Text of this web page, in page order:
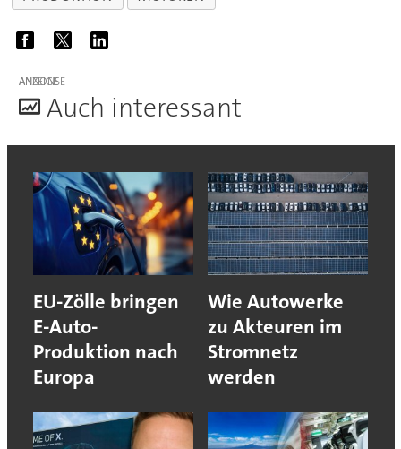
ANZEIGE
Auch interessant
EU-Zölle bringen
E-Auto-
Produktion nach
Europa
Wie Autowerke
zu Akteuren im
Stromnetz
werden